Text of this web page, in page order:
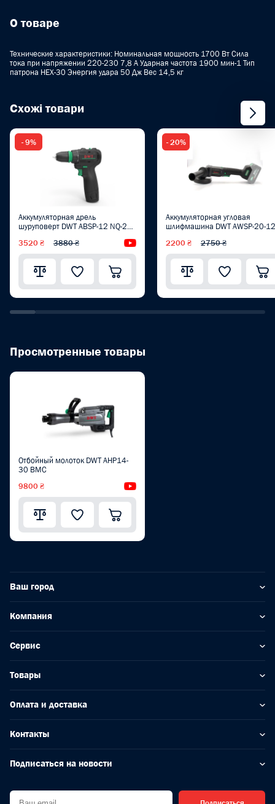
О товаре
Технические характеристики: Номинальная мощность 1700 Вт Сила
тока при напряжении 220-230 7,8 А Ударная частота 1900 мин-1 Тип
патрона HEX-30 Энергия удара 50 Дж Вес 14,5 кг
Схожі товари
- 9%
Аккумуляторная дрель
шуруповерт DWT ABSP-12 NQ-2
3520 ₴ 3880 ₴ Видеообзор
- 20%
Аккумуляторная угловая
шлифмашина DWT AWSP-20-
2200 ₴ 2750 ₴
Просмотренные товары
Отбойный молоток DWT AHP14-
30 BMC
9800 ₴
Ваш город
Компания
Сервис
Товары
Оплата и доставка
Контакты
Подписаться на новости